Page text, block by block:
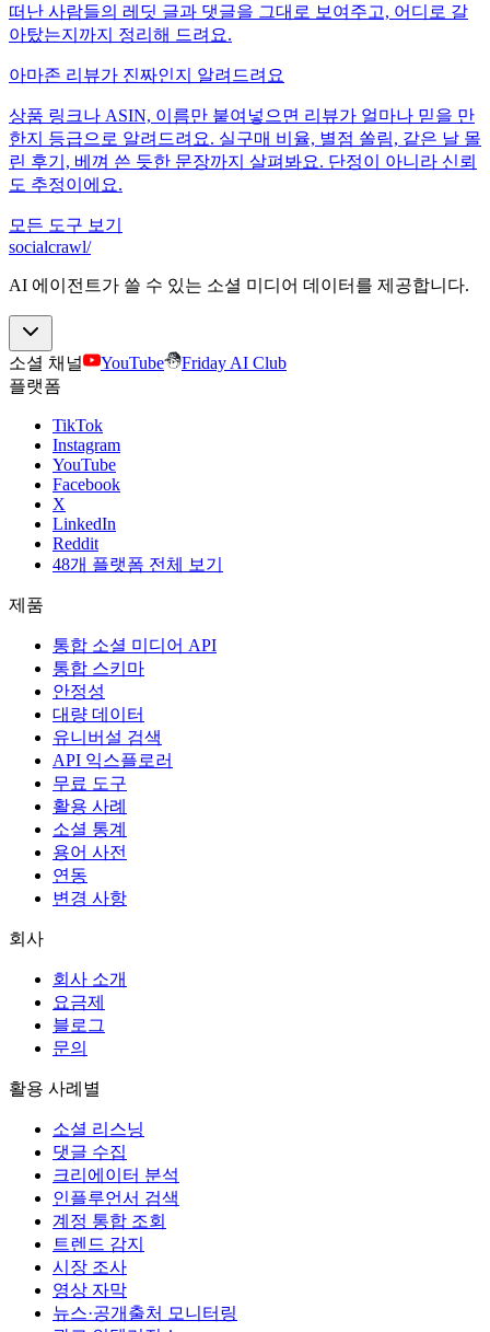
떠난 사람들의 레딧 글과 댓글을 그대로 보여주고, 어디로 갈
아탔는지까지 정리해 드려요.
아마존 리뷰가 진짜인지 알려드려요
상품 링크나 ASIN, 이름만 붙여넣으면 리뷰가 얼마나 믿을 만
한지 등급으로 알려드려요. 실구매 비율, 별점 쏠림, 같은 날 몰
린 후기, 베껴 쓴 듯한 문장까지 살펴봐요. 단정이 아니라 신뢰
도 추정이에요.
모든 도구 보기
socialcrawl/
AI 에이전트가 쓸 수 있는 소셜 미디어 데이터를 제공합니다.
소셜 채널 YouTube
Friday AI Club
플랫폼
TikTok
Instagram
YouTube
Facebook
X
LinkedIn
Reddit
48개 플랫폼 전체 보기
제품
통합 소셜 미디어 API
통합 스키마
안정성
대량 데이터
유니버설 검색
API 익스플로러
무료 도구
활용 사례
소셜 통계
용어 사전
연동
변경 사항
회사
회사 소개
요금제
블로그
문의
활용 사례별
소셜 리스닝
댓글 수집
크리에이터 분석
인플루언서 검색
계정 통합 조회
트렌드 감지
시장 조사
영상 자막
뉴스·공개출처 모니터링